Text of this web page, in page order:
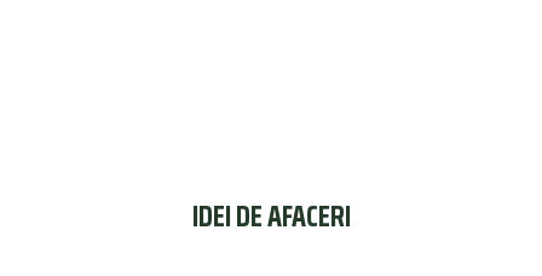
IDEI DE AFACERI